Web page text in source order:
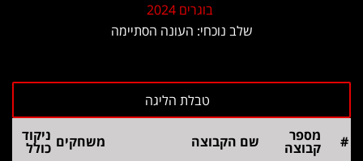
בוגרים 2024
שלב נוכחי: העונה הסתיימה
# מספר
קבוצה שם הקבוצה משחקים ניקוד
כולל